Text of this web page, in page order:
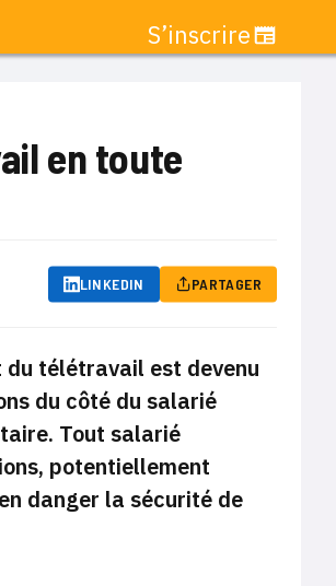
S’inscrire
en toute
LINKEDIN PARTAGER
du télétravail est devenu
du côté du salarié
Tout salarié
potentiellement
danger la sécurité de